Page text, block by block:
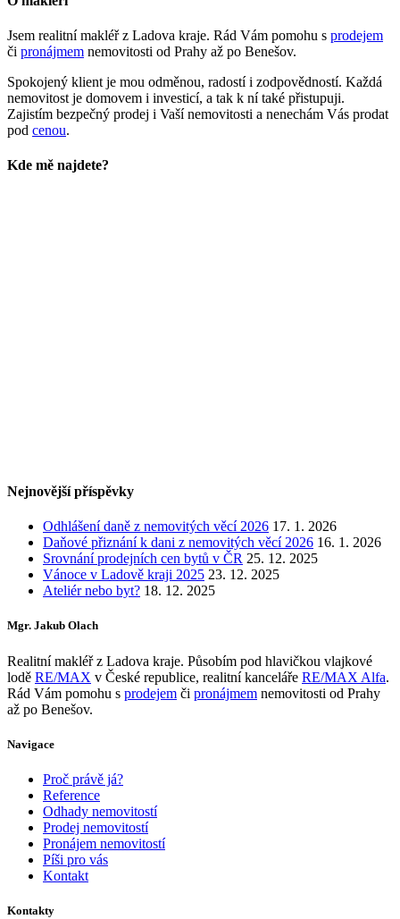
Jsem realitní makléř z Ladova kraje. Rád Vám pomohu s prodejem
či pronájmem nemovitosti od Prahy až po Benešov.
Spokojený klient je mou odměnou, radostí i zodpovědností. Každá
nemovitost je domovem i investicí, a tak k ní také přistupuji.
Zajistím bezpečný prodej i Vaší nemovitosti a nenechám Vás prodat
pod cenou.
Kde mě najdete?
Nejnovější příspěvky
Odhlášení daně z nemovitých věcí 2026 17. 1. 2026
Daňové přiznání k dani z nemovitých věcí 2026 16. 1. 2026
Srovnání prodejních cen bytů v ČR 25. 12. 2025
Vánoce v Ladově kraji 2025 23. 12. 2025
Ateliér nebo byt? 18. 12. 2025
Mgr. Jakub Olach
Realitní makléř z Ladova kraje. Působím pod hlavičkou vlajkové
lodě RE/MAX v České republice, realitní kanceláře RE/MAX Alfa.
Rád Vám pomohu s prodejem či pronájmem nemovitosti od Prahy
až po Benešov.
Navigace
Proč právě já?
Reference
Odhady nemovitostí
Prodej nemovitostí
Pronájem nemovitostí
Píši pro vás
Kontakt
Kontakty